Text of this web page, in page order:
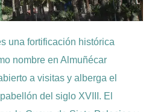
una fortificación histórica
nombre en Almuñécar
a visitas y alberga el
del siglo XVIII. El